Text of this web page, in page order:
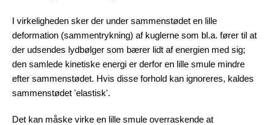
I virkeligheden sker der under sammenstødet en lille
deformation (sammentrykning) af kuglerne som bl.a. fører til at
der udsendes lydbølger som bærer lidt af energien med sig;
den samlede kinetiske energi er derfor en lille smule mindre
efter sammenstødet. Hvis disse forhold kan ignoreres, kaldes
sammenstødet 'elastisk'.
Det kan måske virke en lille smule overraskende at